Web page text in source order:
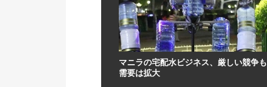
マニラの宅配水ビジネス、厳しい競争も
需要は拡大